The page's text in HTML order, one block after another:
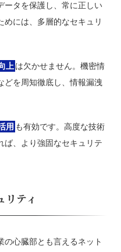
ータを保護し、常に正しい
には、多層的なセキュリ
上 は欠かせません。機密情
どを周知徹底し、情報漏洩
用 も有効です。高度な技術
ば、より強固なセキュリテ
ティ
の心臓部とも言えるネット